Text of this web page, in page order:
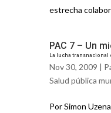
estrecha
PAC 7 – Un
La lucha
Nov 30, 2009 |
Salud pública
Por Simon